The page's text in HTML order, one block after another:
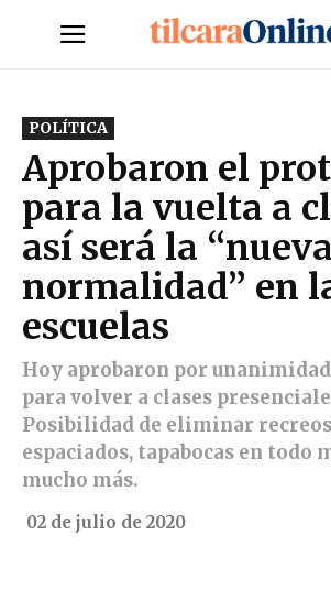
POLÍTICA
Aprobaron el
para la vuelta a
así será la “nueva
normalidad” en
escuelas
Hoy aprobaron por
para volver a clases
Posibilidad de eliminar
espaciados, tapabocas en todo
mucho más.
02 de julio de 2020